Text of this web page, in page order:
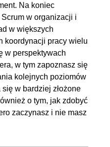
Na koniec
w organizacji i
w większych
koordynacji pracy wielu
w perspektywach
w tym zapoznasz się
kolejnych poziomów
w bardziej złożone
o tym, jak zdobyć
zaczynasz i nie masz